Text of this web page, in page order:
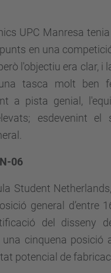
UPC Manresa
en una
l'objectiu era clar,
tasca molt ben
a pista genial,
esdevenint
06
Student
general d’entre
del disseny
cinquena posició
potencial de